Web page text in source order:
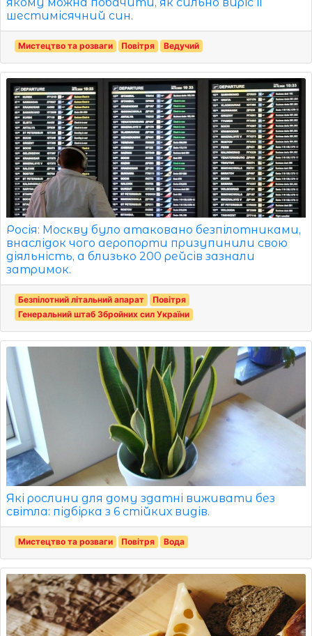
шестимісячний син.
Мистецтво та розваги Повітря Ведучий
Росія: Москву було атаковано безпілотниками,
внаслідок чого аеропорти призупинили свою
діяльність, а близько 200 рейсів зазнали
затримок.
Безпілотний літальний апарат
Повітря
Генеральний штаб Збройних сил України
Які рослини для дому здатні виживати без
світла: підбірка з 6 стійких видів.
Мистецтво та розваги Повітря Вода